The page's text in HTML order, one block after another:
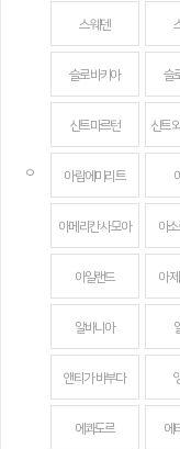
스웨덴
슬로바키아 슬
신트마르턴 신트
ㅇ 아랍에미리트
아메리칸 사모아 아
아일랜드 아
알바니아
앤티가 바부다
에콰도르 에